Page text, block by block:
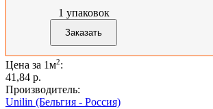
1 упаковок
Цена за 1м2:
41,84 p.
Производитель:
Unilin (Бельгия - Россия)